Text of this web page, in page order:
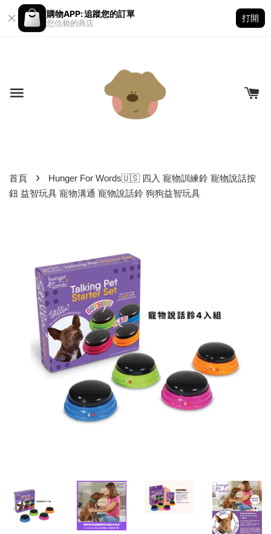
購物APP: 追蹤您的訂單
您信賴的商店
打開
首頁 ›
Hunger For Words🇺🇸 四入 寵物訓練鈴 寵物說話按
鈕 益智玩具 寵物溝通 寵物說話鈴 狗狗益智玩具